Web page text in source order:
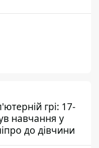
грі: 17-
навчання у
до дівчини